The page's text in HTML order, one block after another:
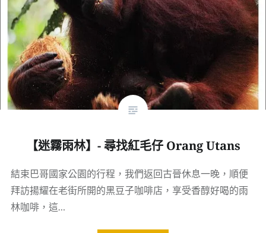
【迷霧雨林】- 尋找紅毛仔 Orang Utans
結束巴哥國家公園的行程，我們返回古晉休息一晚，順便
拜訪揚耀在老街所開的黑豆子咖啡店，享受香醇好喝的雨
林咖啡，這…